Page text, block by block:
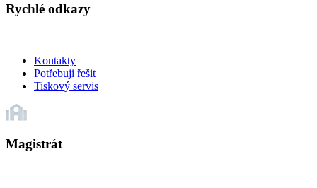
Rychlé odkazy
Kontakty
Potřebuji řešit
Tiskový servis
Magistrát